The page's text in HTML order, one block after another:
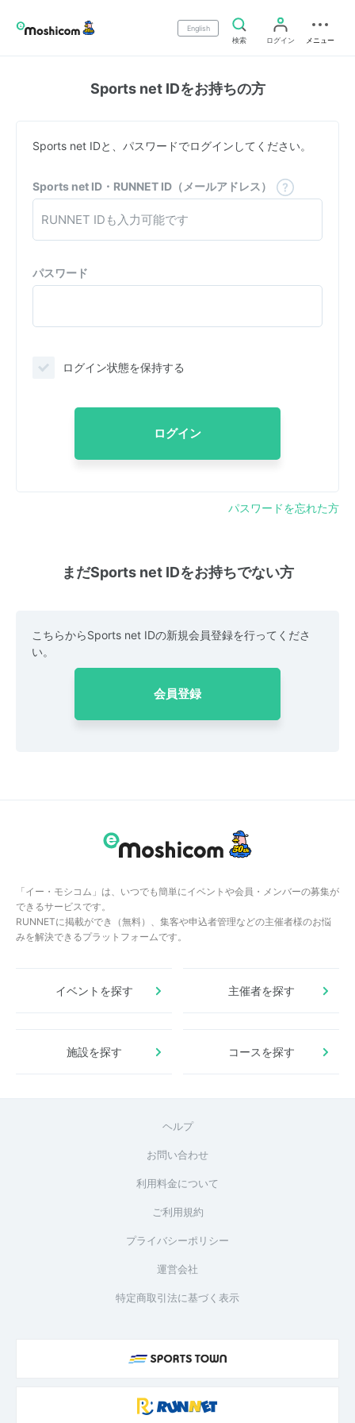
English
検索
ログイン メニュー
Sports net IDをお持ちの方
Sports net IDと、パスワードでログインしてください。
Sports net ID・RUNNET ID（メールアドレス）
パスワード
ログイン状態を保持する
ログイン
パスワードを忘れた方
まだSports net IDをお持ちでない方
こちらからSports net IDの新規会員登録を行ってくださ
い。
会員登録
「イー・モシコム」は、いつでも簡単にイベントや会員・メンバーの募集が
できるサービスです。
RUNNETに掲載ができ（無料）、集客や申込者管理などの主催者様のお悩
みを解決できるプラットフォームです。
イベントを探す 主催者を探す
施設を探す コースを探す
ヘルプ
お問い合わせ
利用料金について
ご利用規約
プライバシーポリシー
運営会社
特定商取引法に基づく表示